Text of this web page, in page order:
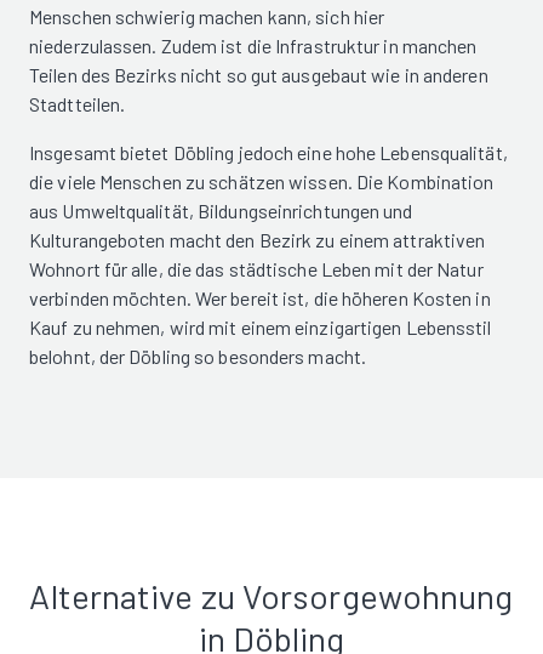
Menschen schwierig machen kann, sich hier
niederzulassen. Zudem ist die Infrastruktur in manchen
Teilen des Bezirks nicht so gut ausgebaut wie in anderen
Stadtteilen.
Insgesamt bietet Döbling jedoch eine hohe Lebensqualität,
die viele Menschen zu schätzen wissen. Die Kombination
aus Umweltqualität, Bildungseinrichtungen und
Kulturangeboten macht den Bezirk zu einem attraktiven
Wohnort für alle, die das städtische Leben mit der Natur
verbinden möchten. Wer bereit ist, die höheren Kosten in
Kauf zu nehmen, wird mit einem einzigartigen Lebensstil
belohnt, der Döbling so besonders macht.
Alternative zu Vorsorgewohnung
in Döbling